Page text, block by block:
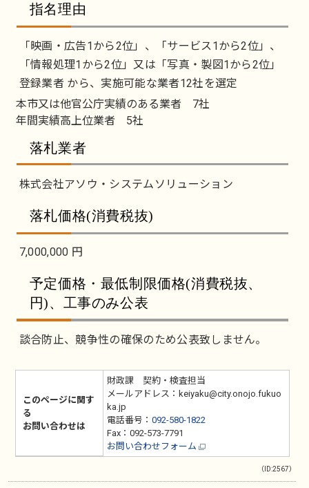
指名理由
「映画・広告1から2位」、「サービス1から2位」、
「情報処理1から2位」又は「写真・製図1から2位」
登録業者 から、実施可能な業者12社を選定
本市又は他官公庁実績のある業者 7社
年間実績高上位業者 5社
落札業者
株式会社アソウ・システムソリューション
落札価格(消費税抜)
7,000,000 円
予定価格・最低制限価格(消費税抜、
円)、工事のみ公表
談合防止、競争性の確保のため公表致しません。
このページに関す
る
お問い合わせは
財政課 契約・検査担当
メールアドレス：keiyaku@city.onojo.fukuo
ka.jp
電話番号： 092-580-1822
Fax：092-573-7791
お問い合わせフォーム
（ID:2567）